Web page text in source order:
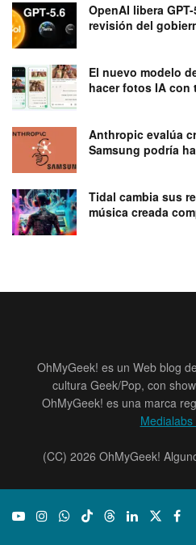
OpenAI libera
revisión del
El nuevo modelo
hacer fotos IA con
Anthropic evalúa
Samsung podría
Tidal cambia sus
música creada
OhMyGeek! es un Web blog
cultura Geek/Pop, con
OhMyGeek! es una marca
Medialabs
(CC) 2026 OhMyGeek!